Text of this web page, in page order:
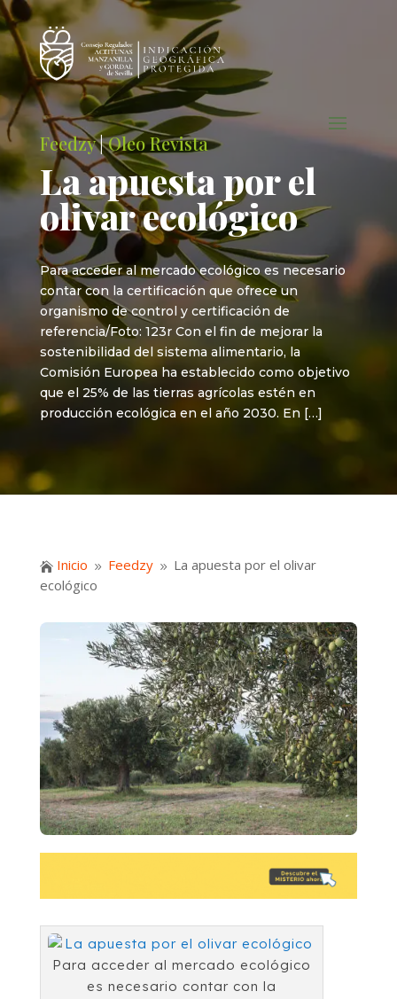
Feedzy|Oleo Revista
La apuesta por el
olivar ecológico
Para acceder al mercado ecológico es necesario
contar con la certificación que ofrece un
organismo de control y certificación de
referencia/Foto: 123r Con el fin de mejorar la
sostenibilidad del sistema alimentario, la
Comisión Europea ha establecido como objetivo
que el 25% de las tierras agrícolas estén en
producción ecológica en el año 2030. En […]
 Inicio 9 Feedzy 9 La apuesta por el olivar
ecológico
Para acceder al mercado ecológico
es necesario contar con la